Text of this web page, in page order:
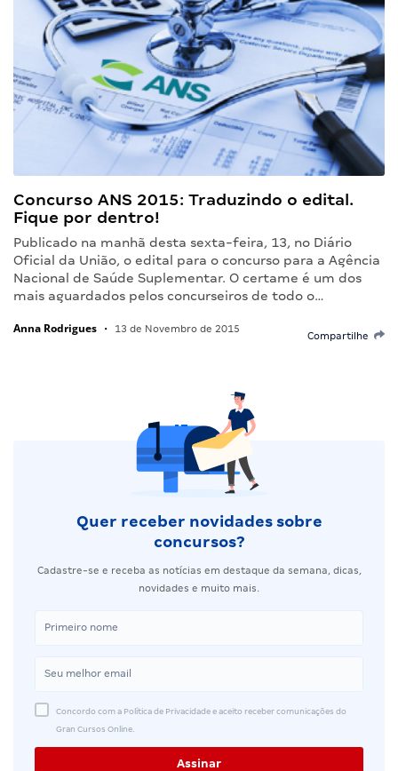
Concurso ANS 2015: Traduzindo o edital.
Fique por dentro!
Publicado na manhã desta sexta-feira, 13, no Diário
Oficial da União, o edital para o concurso para a Agência
Nacional de Saúde Suplementar. O certame é um dos
mais aguardados pelos concurseiros de todo o…
Anna Rodrigues • 13 de Novembro de 2015
Compartilhe
Quer receber novidades sobre
concursos?
Cadastre-se e receba as notícias em destaque da semana, dicas,
novidades e muito mais.
Concordo com a Política de Privacidade e aceito receber comunicações do
Gran Cursos Online.